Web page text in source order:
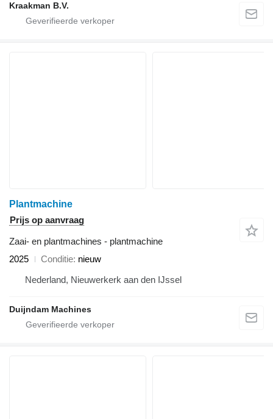
Kraakman B.V.
Plantmachine
Prijs op aanvraag
Zaai- en plantmachines - plantmachine
2025
Conditie nieuw
Nederland, Nieuwerkerk aan den IJssel
Duijndam Machines